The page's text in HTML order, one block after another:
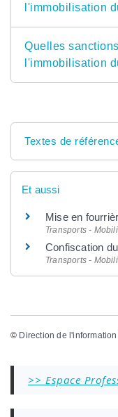
l'immobilisation
Quelles
l'immobilisation
Textes de
Et aussi
Mise en
Transports -
Confiscation
Transports -
© Direction de
>> Espace